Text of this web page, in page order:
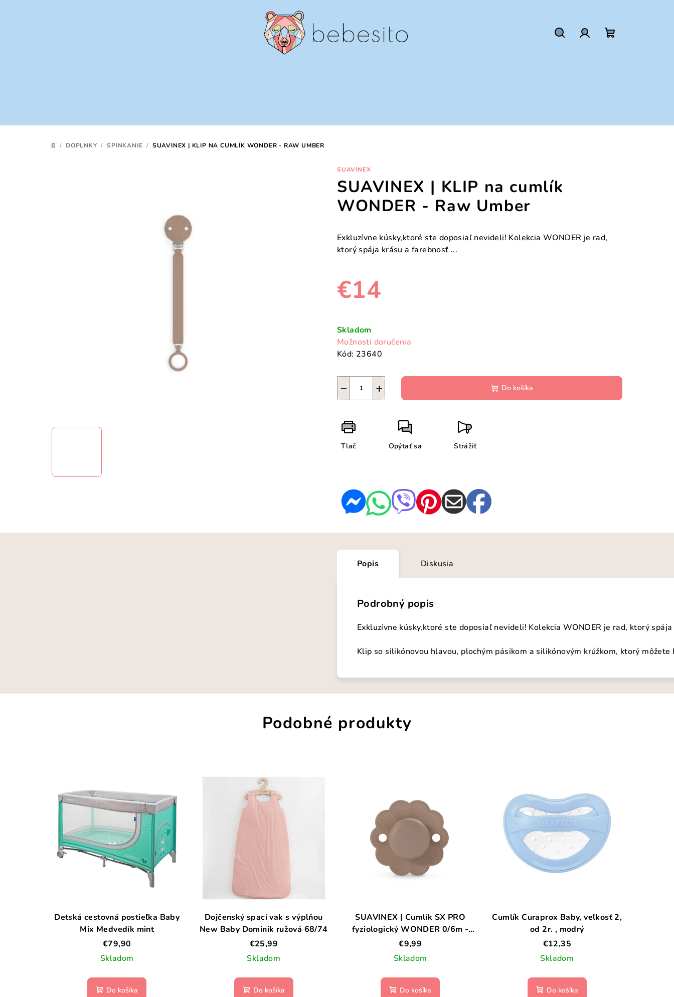
DOMOV
/ DOPLNKY / SPINKANIE / SUAVINEX | KLIP NA CUMLÍK WONDER - RAW UMBER
SUAVINEX
SUAVINEX | KLIP na cumlík
WONDER - Raw Umber
Exkluzívne kúsky,ktoré ste doposiaľ nevideli! Kolekcia WONDER je rad,
ktorý spája krásu a farebnosť ...
€14
cena:
Skladom
Možnosti doručenia
Kód: 23640
+
− Do košíka
Tlač Opýtať sa Strážiť
Popis Diskusia
Podrobný popis
Exkluzívne kúsky,ktoré ste doposiaľ nevideli! Kolekcia WONDER je rad, ktorý
Klip so silikónovou hlavou, plochým pásikom a silikónovým krúžkom, ktorý
Podobné produkty
Detská cestovná postieľka Baby
Mix Medvedík mint
€79,90
Skladom
Do košíka
Dojčenský spací vak s výplňou
New Baby Dominik ružová 68/74
€25,99
Skladom
Do košíka
SUAVINEX | Cumlík SX PRO
fyziologický WONDER 0/6m -
Raw Umber
€9,99
Skladom
Do košíka
Cumlík Curaprox Baby, veľkosť 2,
od 2r. , modrý
€12,35
Skladom
Do košíka